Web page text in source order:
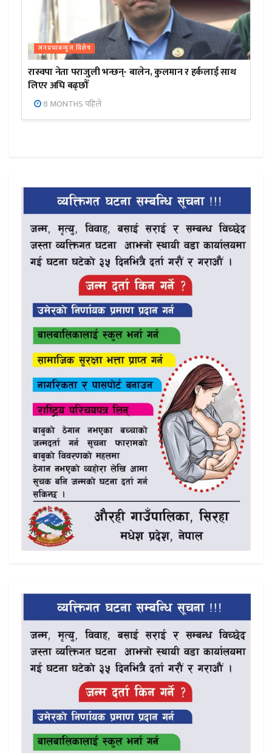
जनप्रभाबन्युज विशेष
रास्वपा नेता पराजुली भन्छन्- बालेन, कुलमान र हर्कलाई साथ
लिएर अघि बढ्छौँ
8 MONTHS पहिले